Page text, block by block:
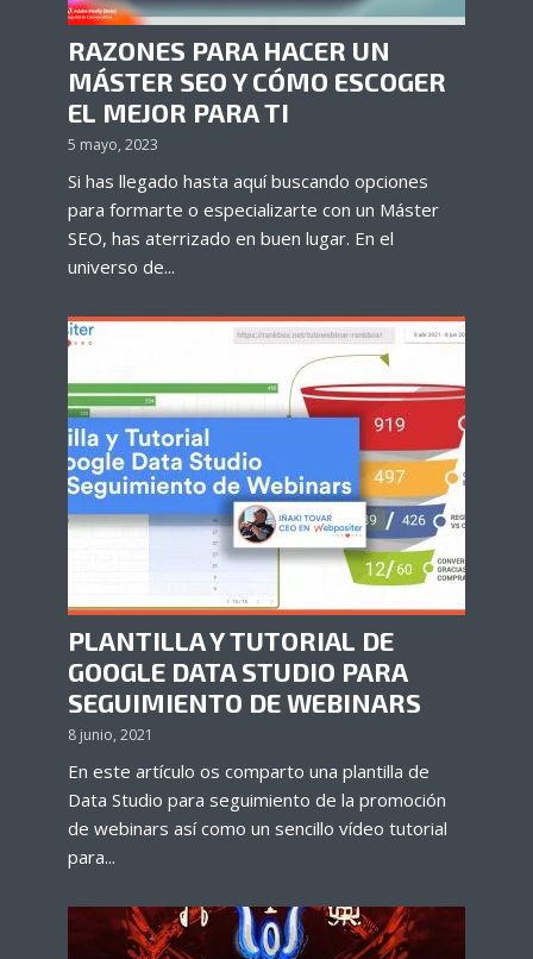
RAZONES PARA HACER UN
MÁSTER SEO Y CÓMO ESCOGER
EL MEJOR PARA TI
5 mayo, 2023
Si has llegado hasta aquí buscando opciones
para formarte o especializarte con un Máster
SEO, has aterrizado en buen lugar. En el
universo de...
PLANTILLA Y TUTORIAL DE
GOOGLE DATA STUDIO PARA
SEGUIMIENTO DE WEBINARS
8 junio, 2021
En este artículo os comparto una plantilla de
Data Studio para seguimiento de la promoción
de webinars así como un sencillo vídeo tutorial
para...